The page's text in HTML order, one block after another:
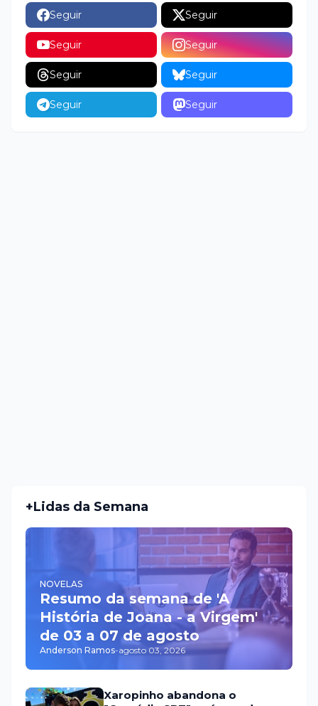
Seguir Seguir
Seguir Seguir
Seguir Seguir
Seguir Seguir
+Lidas da Semana
NOVELAS
Resumo da semana de 'A
História de Joana - a Virgem'
de 03 a 07 de agosto
Anderson Ramos-agosto 03, 2026
Xaropinho abandona o